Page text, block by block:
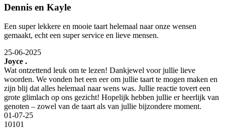
Dennis en Kayle
Een super lekkere en mooie taart helemaal naar onze wensen
gemaakt, echt een super service en lieve mensen.
25-06-2025
Joyce .
Wat ontzettend leuk om te lezen! Dankjewel voor jullie lieve
woorden. We vonden het een eer om jullie taart te mogen maken en
zijn blij dat alles helemaal naar wens was. Jullie reactie tovert een
grote glimlach op ons gezicht! Hopelijk hebben jullie er heerlijk van
genoten – zowel van de taart als van jullie bijzondere moment.
01-07-25
10101